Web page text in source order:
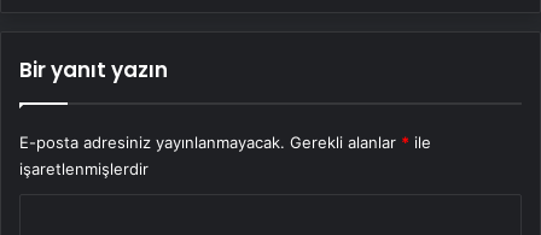
Bir yanıt yazın
E-posta adresiniz yayınlanmayacak. Gerekli alanlar * ile
işaretlenmişlerdir